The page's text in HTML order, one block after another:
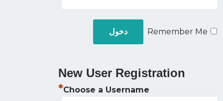
Remember Me
New User Registration
Choose a Username
*